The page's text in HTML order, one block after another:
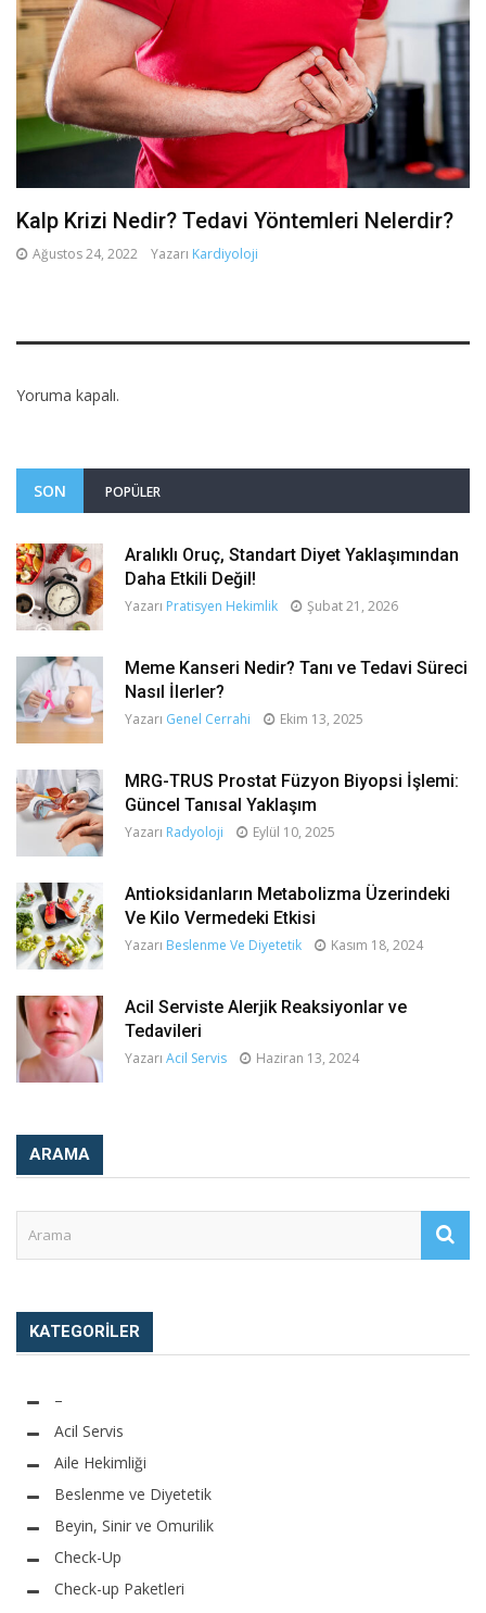
Kalp Krizi Nedir? Tedavi Yöntemleri Nelerdir?
Ağustos 24, 2022 Yazarı Kardiyoloji
Yoruma kapalı.
SON POPÜLER
Aralıklı Oruç, Standart Diyet Yaklaşımından
Daha Etkili Değil!
Yazarı Pratisyen Hekimlik Şubat 21, 2026
Meme Kanseri Nedir? Tanı ve Tedavi Süreci
Nasıl İlerler?
Yazarı Genel Cerrahi Ekim 13, 2025
MRG-TRUS Prostat Füzyon Biyopsi İşlemi:
Güncel Tanısal Yaklaşım
Yazarı Radyoloji Eylül 10, 2025
Antioksidanların Metabolizma Üzerindeki
Ve Kilo Vermedeki Etkisi
Yazarı Beslenme Ve Diyetetik Kasım 18, 2024
Acil Serviste Alerjik Reaksiyonlar ve
Tedavileri
Yazarı Acil Servis Haziran 13, 2024
ARAMA
KATEGORILER
–
Acil Servis
Aile Hekimliği
Beslenme ve Diyetetik
Beyin, Sinir ve Omurilik
Check-Up
Check-up Paketleri